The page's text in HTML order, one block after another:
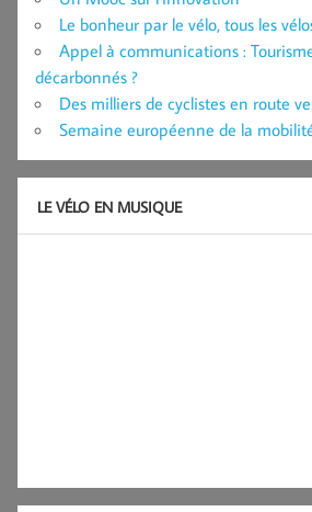
Le bonheur par le vélo, tous les
Appel à communications :
décarbonnés ?
Des milliers de cyclistes en route
Semaine européenne de la
LE VÉLO EN MUSIQUE